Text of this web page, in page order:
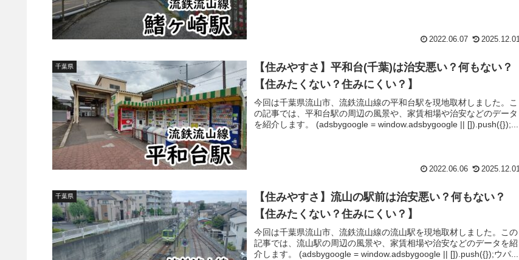
2022.06.07 2025.12.01
千葉県
【住みやすさ】平和台(千葉)は治安悪い？何もない？
【住みたくない？住みにくい？】
今回は千葉県流山市、流鉄流山線の平和台駅を現地取材しました。こ
の記事では、平和台駅の周辺の風景や、家賃相場や治安などのデータ
を紹介します。 (adsbygoogle = window.adsbygoogle || []).push({});...
2022.06.06 2025.12.01
千葉県
【住みやすさ】流山の駅前は治安悪い？何もない？
【住みたくない？住みにくい？】
今回は千葉県流山市、流鉄流山線の流山駅を現地取材しました。この
記事では、流山駅の周辺の風景や、家賃相場や治安などのデータを紹
介します。 (adsbygoogle = window.adsbygoogle || []).push({});ウパ...